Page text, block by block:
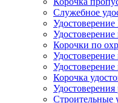
Служебное
Корочки по
Корочка
Строительные